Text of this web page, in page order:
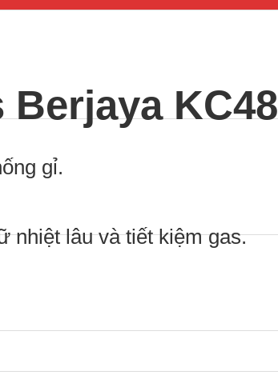
KC48
gỉ.
nhiệt lâu và tiết kiệm gas.